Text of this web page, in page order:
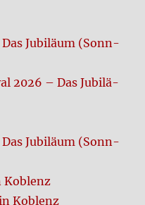
Jubi­lä­um (Sonn­
2026 – Das Jubi­lä­
Jubi­lä­um (Sonn­
Koblenz
Koblenz